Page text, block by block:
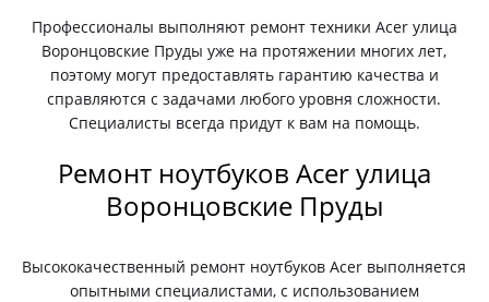
Профессионалы выполняют ремонт техники Acer улица
Воронцовские Пруды уже на протяжении многих лет,
поэтому могут предоставлять гарантию качества и
справляются с задачами любого уровня сложности.
Специалисты всегда придут к вам на помощь.
Ремонт ноутбуков Acer улица
Воронцовские Пруды
Высококачественный ремонт ноутбуков Acer выполняется
опытными специалистами, с использованием